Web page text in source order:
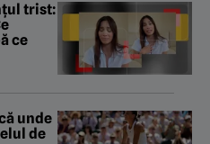
trist:
ce
unde
de